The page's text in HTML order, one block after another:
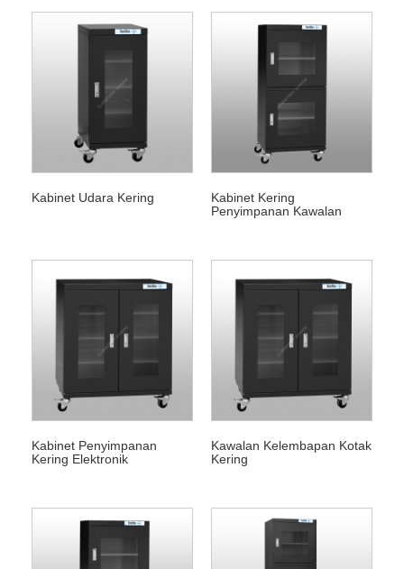
Kabinet Udara Kering
Kabinet Kering
Penyimpanan Kawalan
Kabinet Penyimpanan
Kering Elektronik
Kawalan Kelembapan Kotak
Kering